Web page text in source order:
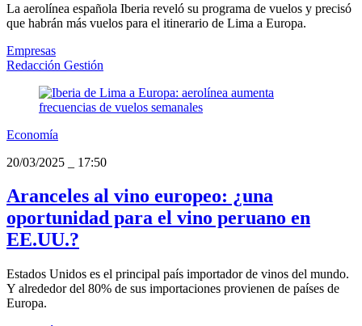
La aerolínea española Iberia reveló su programa de vuelos y precisó
que habrán más vuelos para el itinerario de Lima a Europa.
Empresas
Redacción Gestión
Economía
20/03/2025
17:50
Aranceles al vino europeo: ¿una
oportunidad para el vino peruano en
EE.UU.?
Estados Unidos es el principal país importador de vinos del mundo.
Y alrededor del 80% de sus importaciones provienen de países de
Europa.